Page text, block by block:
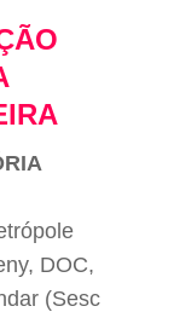
DOC,
(Sesc